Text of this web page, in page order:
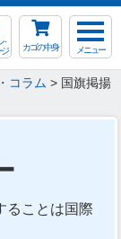
･
カゴの中身 メニュー
コラム > 国旗掲揚
ることは国際